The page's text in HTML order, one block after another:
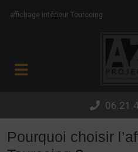
affichage intérieur Tourcoing
Pourquoi choisir